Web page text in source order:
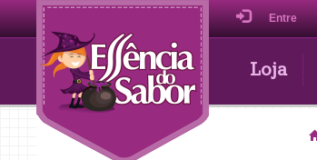
Entre
Loja